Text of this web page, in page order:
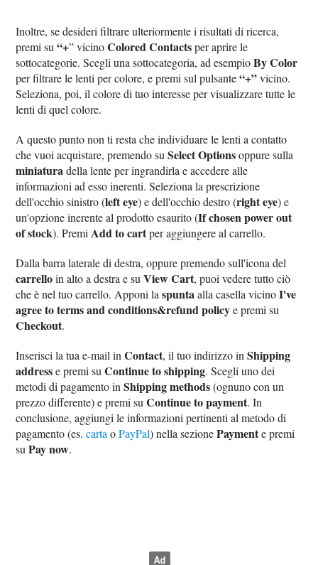
Inoltre, se desideri filtrare ulteriormente i risultati di ricerca,
premi su“+” vicinoColored Contactsper aprire le
sottocategorie. Scegli una sottocategoria, ad esempioBy Color
per filtrare le lenti per colore, e premi sul pulsante“+”vicino.
Seleziona, poi, il colore di tuo interesse per visualizzare tutte le
lenti di quel colore.
A questo punto non ti resta che individuare le lenti a contatto
che vuoi acquistare, premendo suSelect Optionsoppure sulla
miniatura della lente per ingrandirla e accedere alle
informazioni ad esso inerenti. Seleziona la prescrizione
dell'occhio sinistro (left eye) e dell'occhio destro (right eye) e
un'opzione inerente al prodotto esaurito (If chosen power out
of stock). Premi Add to cartper aggiungere al carrello.
Dalla barra laterale di destra, oppure premendo sull'icona del
carrelloin alto a destra e suView Cart, puoi vedere tutto ciò
che è nel tuo carrello. Apponi laspunta alla casella vicinoI've
agree to terms and conditions&refund policye premi su
Checkout.
Inserisci la tua e-mail inContact, il tuo indirizzo inShipping
addresse premi suContinue to shipping. Scegli uno dei
metodi di pagamento inShipping methods(ognuno con un
prezzo differente) e premi suContinue to payment. In
conclusione, aggiungi le informazioni pertinenti al metodo di
pagamento (es.carta oPayPal) nella sezionePaymente premi
suPay now.